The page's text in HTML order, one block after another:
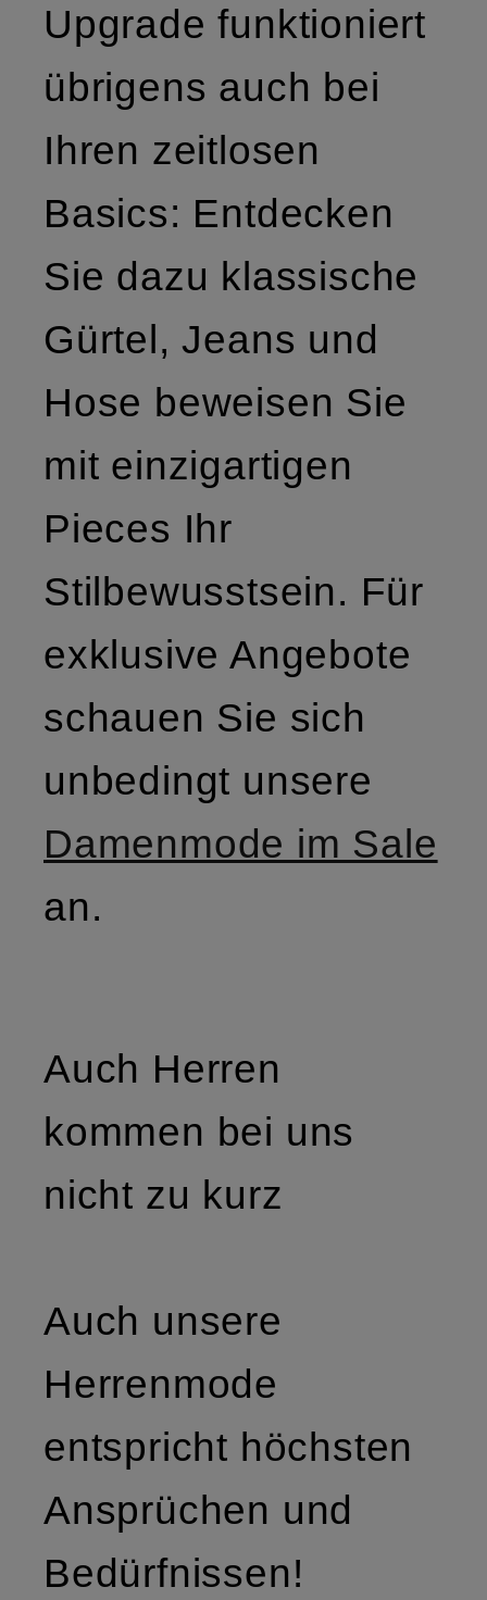
Upgrade funktioniert
übrigens auch bei
Ihren zeitlosen
Basics: Entdecken
Sie dazu klassische
Gürtel, Jeans und
Hose beweisen Sie
mit einzigartigen
Pieces Ihr
Stilbewusstsein. Für
exklusive Angebote
schauen Sie sich
unbedingt unsere
Damenmode im Sale
an.
Auch Herren
kommen bei uns
nicht zu kurz
Auch unsere
Herrenmode
entspricht höchsten
Ansprüchen und
Bedürfnissen!